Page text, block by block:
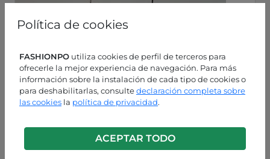
Política de cookies
FASHIONPO utiliza cookies de perfil de terceros para
ofrecerle la mejor experiencia de navegación. Para más
información sobre la instalación de cada tipo de cookies o
para deshabilitarlas, consultedeclaración completa sobre
las cookies la política de privacidad.
ACEPTAR TODO